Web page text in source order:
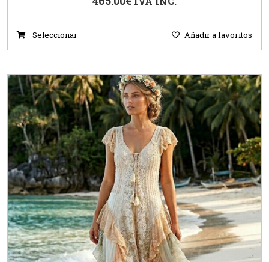
Seleccionar Añadir a favoritos